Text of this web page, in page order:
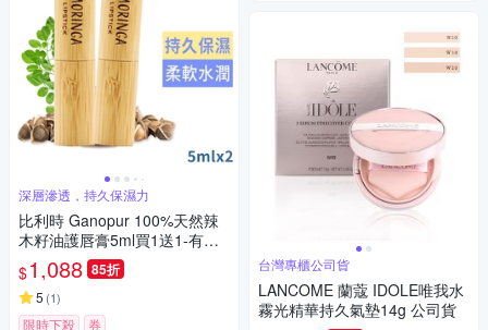
深層滲透，持久保濕力
比利時 Ganopur 100%天然辣
木籽油護唇膏5ml買1送1-有效2
027/05
$1,088 85折
5 (1)
限時下殺 券
台灣專櫃公司貨
LANCOME 蘭蔻 IDOLE唯我水
霧光精華持久氣墊14g 公司貨